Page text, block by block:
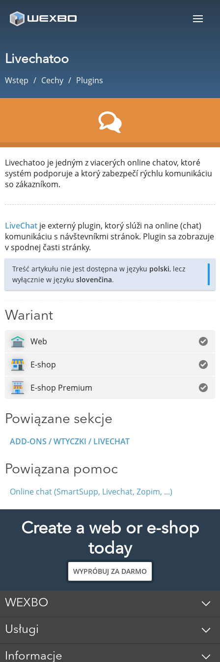
Livechatoo
Wstęp Cechy Plugins
Livechatoo je jedným z viacerých online chatov, ktoré
systém podporuje a ktorý zabezpečí rýchlu komunikáciu
so zákazníkom.
LiveChat je externý plugin, ktorý slúži na online (chat)
komunikáciu s návštevníkmi stránok. Plugin sa zobrazuje
v spodnej časti stránky.
Treść artykułu nie jest dostępna w języku polski, lecz
wyłącznie w języku slovenčina.
Wariant
Web
E-shop
E-shop Premium
Powiązane sekcje
ADD-ONS / WTYCZKI / LIVECHAT
Powiązana pomoc
Online chat (SmartSupp, Livechat, Zopim, ...)
Create a web or e-shop
today
WYPRÓBUJ ZA DARMO
WEXBO
Usługi
Informacje